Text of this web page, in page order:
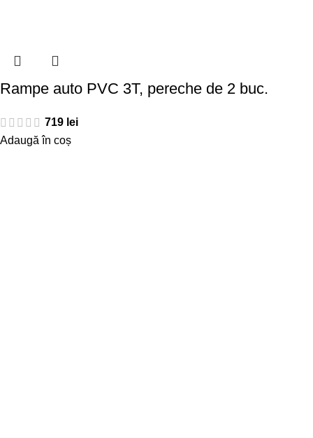
Rampe auto PVC 3T, pereche de 2 buc.
719 lei
Adaugă în coș